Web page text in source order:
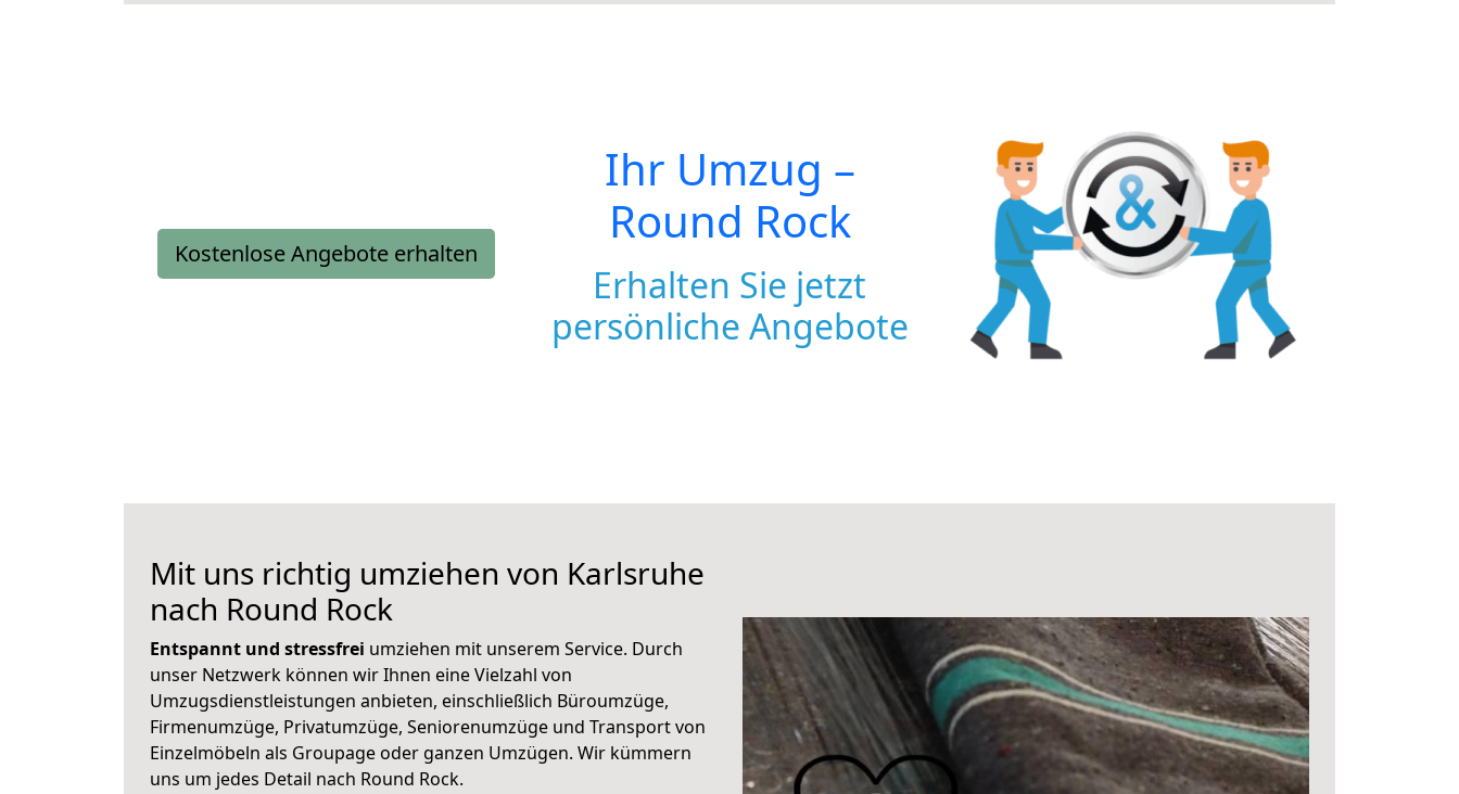
Kostenlose Angebote erhalten
Ihr Umzug –
Round Rock
Erhalten Sie jetzt
persönliche Angebote
Mit uns richtig umziehen von Karlsruhe
nach Round Rock
Entspannt und stressfrei umziehen mit unserem Service. Durch
unser Netzwerk können wir Ihnen eine Vielzahl von
Umzugsdienstleistungen anbieten, einschließlich Büroumzüge,
Firmenumzüge, Privatumzüge, Seniorenumzüge und Transport von
Einzelmöbeln als Groupage oder ganzen Umzügen. Wir kümmern
uns um jedes Detail nach Round Rock.